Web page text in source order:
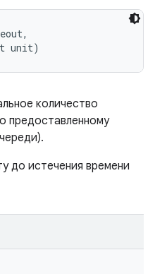
unit)
количество
предоставленному
до истечения времени